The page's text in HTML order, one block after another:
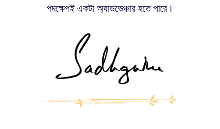
পদক্ষেপই একটা অ্যাডভেঞ্চার হতে পারে।